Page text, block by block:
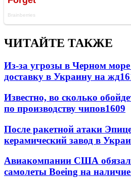
ЧИТАЙТЕ ТАКЖЕ
Из-за угрозы в Черном
доставку в Украину на жд
Известно, во сколько
по производству чипов1609
После ракетной атаки
керамический завод в
Авиакомпании США
самолеты Boeing на